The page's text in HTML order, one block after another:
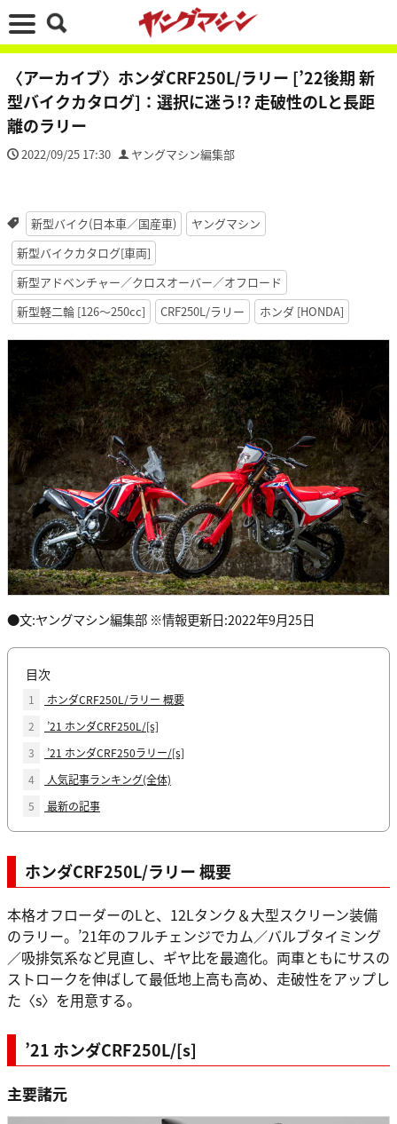
〈アーカイブ〉ホンダCRF250L/ラリー [’22後期 新
型バイクカタログ]：選択に迷う!? 走破性のLと長距
離のラリー
2022/09/25 17:30 ヤングマシン編集部
新型バイク(日本車／国産車)
ヤングマシン
新型バイクカタログ[車両]
新型アドベンチャー／クロスオーバー／オフロード
新型軽二輪 [126〜250cc]
CRF250L/ラリー ホンダ [HONDA]
●文:ヤングマシン編集部 ※情報更新日:2022年9月25日
目次
1
ホンダCRF250L/ラリー 概要
2
’21 ホンダCRF250L/[s]
3
’21 ホンダCRF250ラリー/[s]
4
人気記事ランキング(全体)
5
最新の記事
ホンダCRF250L/ラリー 概要
本格オフローダーのLと、12Lタンク＆大型スクリーン装備
のラリー。’21年のフルチェンジでカム／バルブタイミング
／吸排気系など見直し、ギヤ比を最適化。両車ともにサスの
ストロークを伸ばして最低地上高も高め、走破性をアップし
た〈s〉を用意する。
’21 ホンダCRF250L/[s]
主要諸元